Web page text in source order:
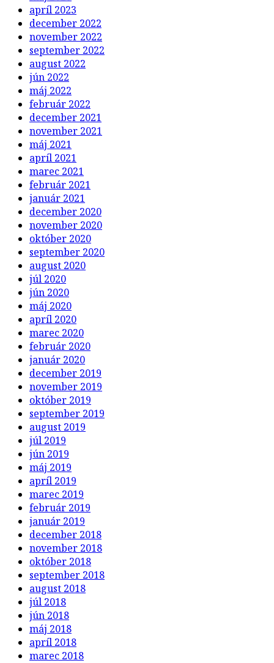
apríl 2023
december 2022
november 2022
september 2022
august 2022
jún 2022
máj 2022
február 2022
december 2021
november 2021
máj 2021
apríl 2021
marec 2021
február 2021
január 2021
december 2020
november 2020
október 2020
september 2020
august 2020
júl 2020
jún 2020
máj 2020
apríl 2020
marec 2020
február 2020
január 2020
december 2019
november 2019
október 2019
september 2019
august 2019
júl 2019
jún 2019
máj 2019
apríl 2019
marec 2019
február 2019
január 2019
december 2018
november 2018
október 2018
september 2018
august 2018
júl 2018
jún 2018
máj 2018
apríl 2018
marec 2018